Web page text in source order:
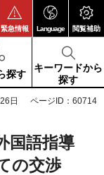
緊急情報 Language 閲覧補助
探す
キーワードから
探す
日 ページID：60714
国語指導
の交渉